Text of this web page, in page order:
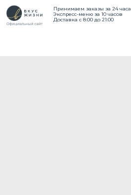
+7
Принимаем заказы за 24 часа
Экспресс-меню за 10 часов
Доставка с 8:00 до 21:00